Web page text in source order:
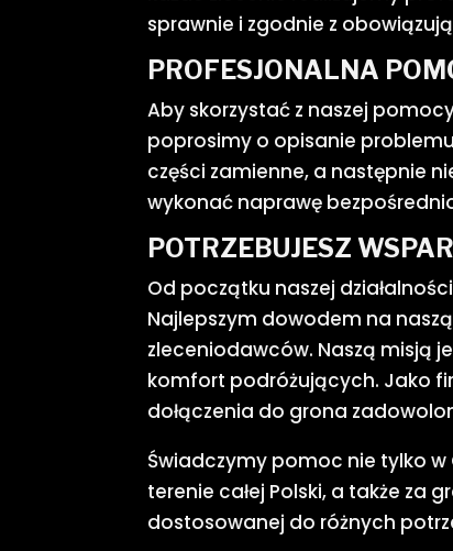
sprawnie i zgodnie z
PROFESJONALNA
Aby skorzystać z naszej
poprosimy o opisanie
części zamienne, a następnie
wykonać naprawę
POTRZEBUJESZ
Od początku naszej
Najlepszym dowodem na
zleceniodawców. Naszą misją
komfort podróżujących. Jako
dołączenia do grona
Świadczymy pomoc nie tylko w
terenie całej Polski, a także za
dostosowanej do różnych